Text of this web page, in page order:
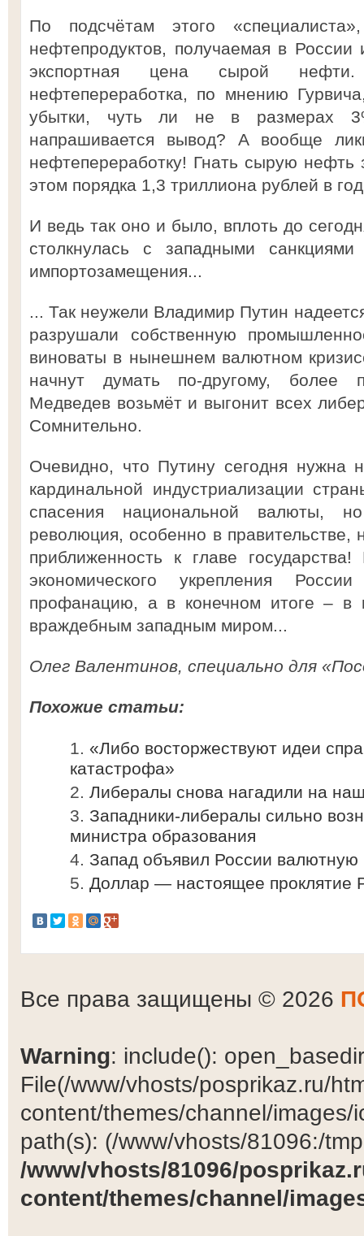
По подсчётам этого
нефтепродуктов, получаемая в
экспортная цена сырой
нефтепереработка, по мнению
убытки, чуть ли не в размерах
напрашивается вывод? А вообще
нефтепереработку! Гнать сырую нефть
этом порядка 1,3 триллиона рублей в
И ведь так оно и было, вплоть до
столкнулась с западными
импортозамещения...
... Так неужели Владимир Путин
разрушали собственную
виноваты в нынешнем валютном
начнут думать по-другому, более
Медведев возьмёт и выгонит всех
Сомнительно.
Очевидно, что Путину сегодня нужна
кардинальной индустриализации
спасения национальной валюты,
революция, особенно в
приближенность к главе
экономического укрепления
профанацию, а в конечном итоге – в
враждебным западным миром...
Олег Валентинов, специально для
Похожие статьи:
«Либо восторжествуют идеи
катастрофа»
Либералы снова нагадили на
Западники-либералы сильно
министра образования
Запад объявил России валютную
Доллар — настоящее проклятие
Все права защищены © 2026
Warning: include():
File(/www/vhosts/posprikaz.ru/
content/themes/channel/
path(s): (/www/vhosts/81096:/
/www/vhosts/81096/
content/themes/channel/